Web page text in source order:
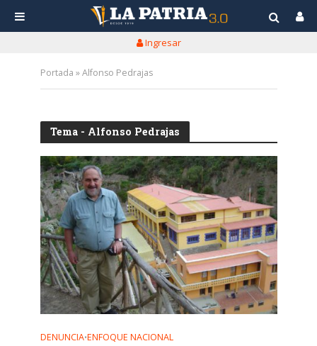
Ingresar
Portada »Alfonso Pedrajas
Tema - Alfonso Pedrajas
DENUNCIA•ENFOQUE NACIONAL